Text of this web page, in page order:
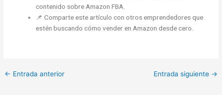
contenido sobre Amazon FBA.
📌 Comparte este artículo con otros emprendedores que
estén buscando cómo vender en Amazon desde cero.
← Entrada anterior Entrada siguiente →